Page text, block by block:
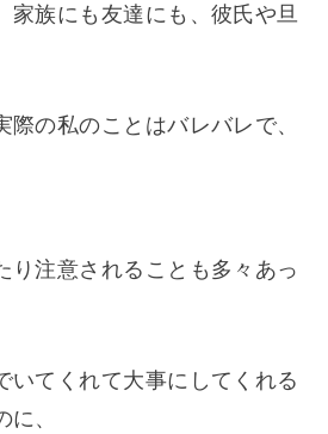
家族にも友達にも、彼氏や旦
の私のことはバレバレで、
り注意されることも多々あっ
いてくれて大事にしてくれる
、